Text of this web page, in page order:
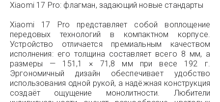
Xiaomi 17 Pro: флагман, задающий новые стандарты
Xiaomi 17 Pro представляет собой воплощение
передовых технологий в компактном корпусе.
Устройство отличается премиальным качеством
исполнения: его толщина составляет всего 8 мм, а
размеры — 151,1 × 71,8 мм при весе 192 г.
Эргономичный дизайн обеспечивает удобство
использования одной рукой, а надёжная конструкция
создаёт ощущение монолитности. Любители